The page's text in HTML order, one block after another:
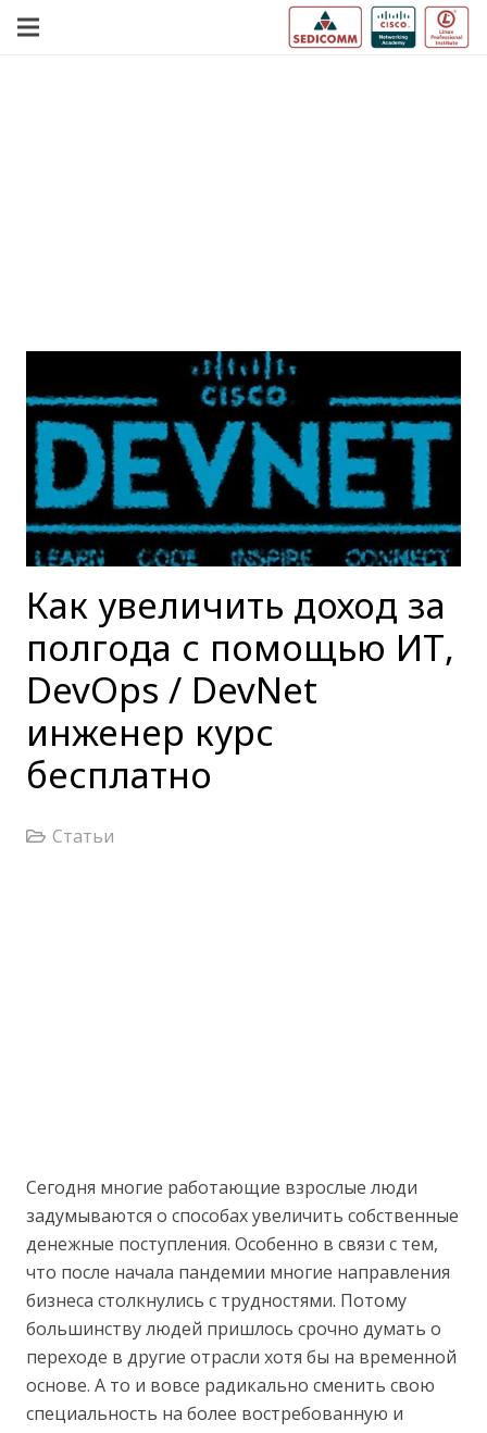
Как увеличить доход за
полгода с помощью ИТ,
DevOps / DevNet
инженер курс
бесплатно
Статьи
Сегодня многие работающие взрослые люди
задумываются о способах увеличить собственные
денежные поступления. Особенно в связи с тем,
что после начала пандемии многие направления
бизнеса столкнулись с трудностями. Потому
большинству людей пришлось срочно думать о
переходе в другие отрасли хотя бы на временной
основе. А то и вовсе радикально сменить свою
специальность на более востребованную и